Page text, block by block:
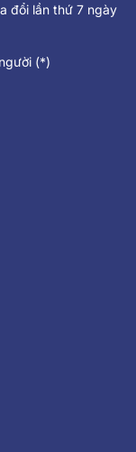
đổi lần thứ 7 ngày
(*)